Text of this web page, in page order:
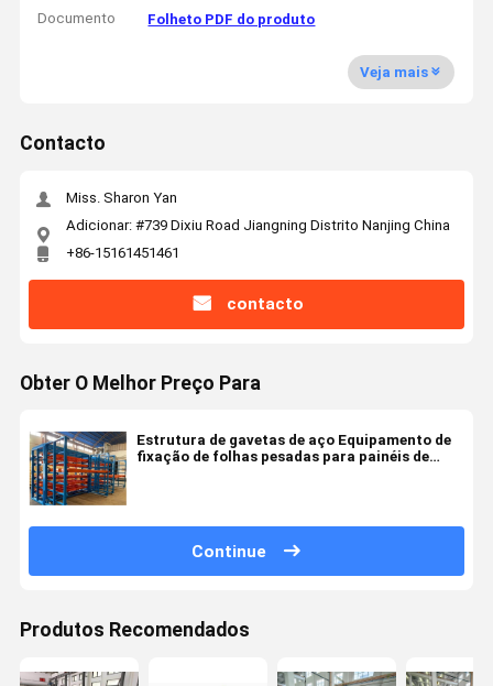
Documento Folheto PDF do produto
Veja mais
Contacto
Miss. Sharon Yan
Adicionar: #739 Dixiu Road Jiangning Distrito Nanjing China
+86-15161451461
contacto
Obter O Melhor Preço Para
Estrutura de gavetas de aço Equipamento de
fixação de folhas pesadas para painéis de
Continue
Produtos Recomendados